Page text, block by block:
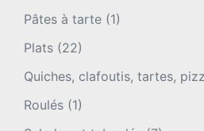
Pâtes à tarte (1)
Plats (22)
Quiches, clafoutis, tartes,
Roulés (1)